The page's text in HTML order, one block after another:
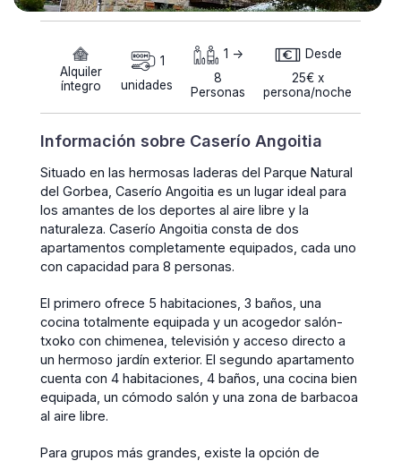
Alquiler
íntegro
1
unidades
1 ->
8
Personas
Desde
25€ x
persona/noche
Información sobre Caserío Angoitia
Situado en las hermosas laderas del Parque Natural
del Gorbea, Caserío Angoitia es un lugar ideal para
los amantes de los deportes al aire libre y la
naturaleza. Caserío Angoitia consta de dos
apartamentos completamente equipados, cada uno
con capacidad para 8 personas.
El primero ofrece 5 habitaciones, 3 baños, una
cocina totalmente equipada y un acogedor salón-
txoko con chimenea, televisión y acceso directo a
un hermoso jardín exterior. El segundo apartamento
cuenta con 4 habitaciones, 4 baños, una cocina bien
equipada, un cómodo salón y una zona de barbacoa
al aire libre.
Para grupos más grandes, existe la opción de